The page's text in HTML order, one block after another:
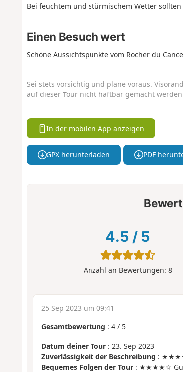
Bei feuchtem und stürmischem Wetter
Einen Besuch wert
Schöne Aussichtspunkte vom Rocher du
Sei stets vorsichtig und plane voraus.
auf dieser Tour nicht haftbar gemacht werden.
In der mobilen App anzeigen
GPX herunterladen PDF
4.5 / 5
Anzahl an Bewertungen: 8
25 Sep 2023 um 09:41
Gesamtbewertung : 4/ 5
Datum deiner Tour: 23. Sep 2023
Zuverlässigkeit der Beschreibung :
Bequemes Folgen der Tour: ★★★★☆